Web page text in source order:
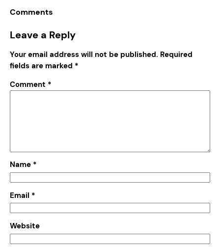
Comments
Leave a Reply
Your email address will not be published. Required
fields are marked *
Comment *
Name *
Email *
Website